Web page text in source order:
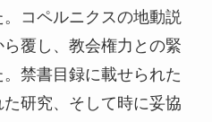
コペルニクスの地動説
覆し、教会権力との緊
禁書目録に載せられた
研究、そして時に妥協